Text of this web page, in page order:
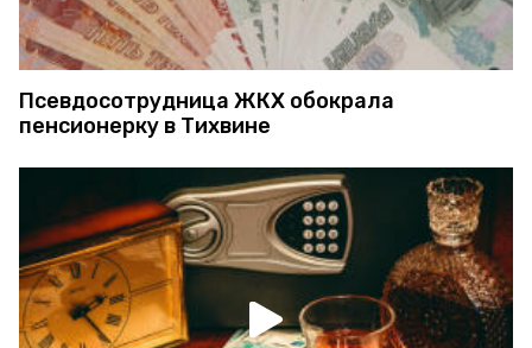
Псевдосотрудница ЖКХ обокрала
пенсионерку в Тихвине